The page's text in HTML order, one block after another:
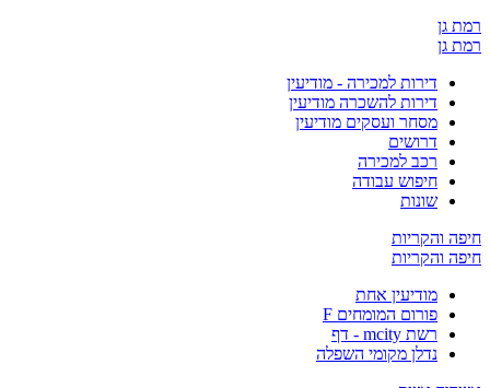
דירות למכירה - מודיעין
דירות להשכרה מודיעין
מסחר ועסקים מודיעין
דרושים
רכב למכירה
חיפוש עבודה
שונות
מודיעין אחת
פורום המומחים F
רשת mcity - דף
נדלן מקומי השפלה